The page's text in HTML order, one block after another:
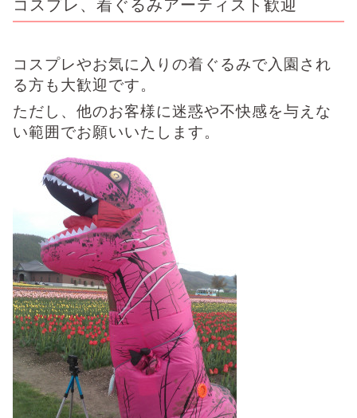
コスプレ、着ぐるみアーティスト歓迎
コスプレやお気に入りの着ぐるみで入園され
る方も大歓迎です。
ただし、他のお客様に迷惑や不快感を与えな
い範囲でお願いいたします。